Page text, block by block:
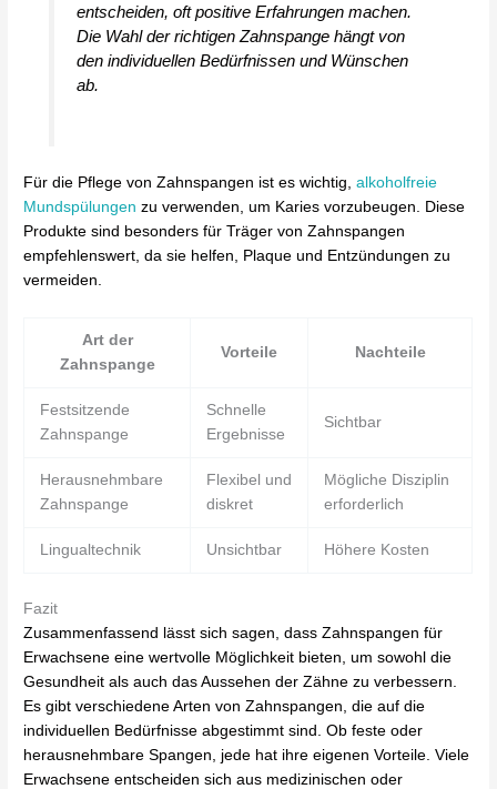
entscheiden, oft positive Erfahrungen machen.
Die Wahl der richtigen Zahnspange hängt von
den individuellen Bedürfnissen und Wünschen
ab.
Für die Pflege von Zahnspangen ist es wichtig,alkoholfreie
Mundspülungen zu verwenden, um Karies vorzubeugen. Diese
Produkte sind besonders für Träger von Zahnspangen
empfehlenswert, da sie helfen, Plaque und Entzündungen zu
vermeiden.
Art der
Zahnspange
Vorteile Nachteile
Festsitzende
Zahnspange
Schnelle
Ergebnisse
Sichtbar
Herausnehmbare
Zahnspange
Flexibel und
diskret
Mögliche Disziplin
erforderlich
Lingualtechnik Unsichtbar Höhere Kosten
Fazit
Zusammenfassend lässt sich sagen, dass Zahnspangen für
Erwachsene eine wertvolle Möglichkeit bieten, um sowohl die
Gesundheit als auch das Aussehen der Zähne zu verbessern.
Es gibt verschiedene Arten von Zahnspangen, die auf die
individuellen Bedürfnisse abgestimmt sind. Ob feste oder
herausnehmbare Spangen, jede hat ihre eigenen Vorteile. Viele
Erwachsene entscheiden sich aus medizinischen oder